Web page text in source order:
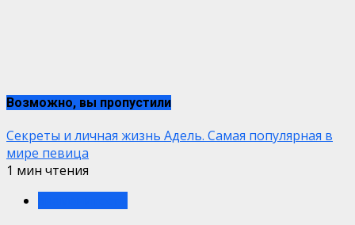
Возможно, вы пропустили
Секреты и личная жизнь Адель. Самая популярная в
мире певица
1 мин чтения